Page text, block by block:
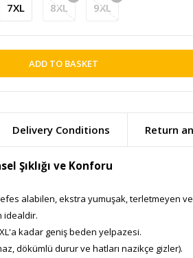
7XL 8XL 9XL
ADD TO BASKET
Delivery Conditions Return
Şıklığı ve Konforu
alabilen, ekstra yumuşak, terletmeyen
idealdir.
kadar geniş beden yelpazesi.
dökümlü durur ve hatları nazikçe gizler).